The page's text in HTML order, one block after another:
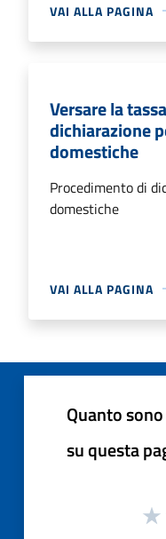
VAI ALLA PAGINA
Versare la
dichiarazione
domestiche
Procedimento di
domestiche
VAI ALLA PAGINA
Quanto
su questa